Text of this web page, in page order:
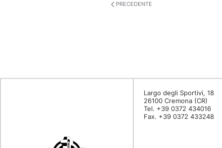
PRECEDENTE
Largo degli Sportivi, 18
26100 Cremona (CR)
Tel. +39 0372 434016
Fax. +39 0372 433248